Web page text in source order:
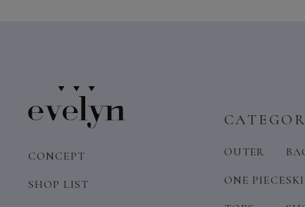
CONCEPT
SHOP LIST
OUTER
ONE PIECE